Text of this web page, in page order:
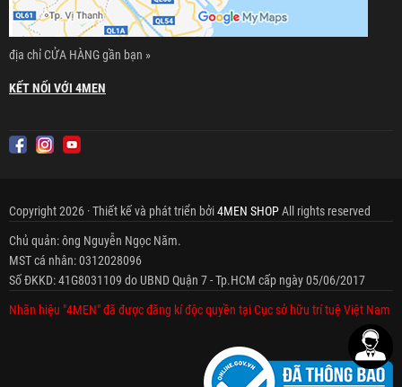
địa chỉ CỬA HÀNG gần bạn »
KẾT NỐI VỚI 4MEN
Copyright 2026 · Thiết kế và phát triển bởi4MEN SHOPAll rights reserved
Chủ quản: ông Nguyễn Ngọc Năm.
MST cá nhân: 0312028096
Số ĐKKD: 41G8031109 do UBND Quận 7 - Tp.HCM cấp ngày 05/06/2017
Nhãn hiệu "4MEN" đã được đăng kí độc quyền tại Cục sở hữu trí tuệ Việt Nam